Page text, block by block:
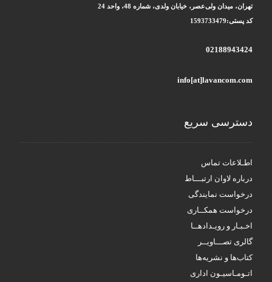
تهران، میدان ولی‌عصر، خیابان ولدی، شماره 48، واحد 24
کد پستی:1593733479
02188943424
info[at]lavancom.com
دسترسی سریع
اطـلاعات تماس
درباره لاوان ارتبـــاط
درخواست نمایندگی
درخواست همکــاری
اخـبـار و رویـدادهــا
گالری تصـــاویــر
کتاب‌ها و نشریه‌ها
اتـومـاسیـون اداری